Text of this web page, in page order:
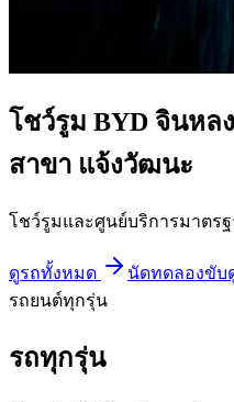
โชว์รูม BYD จินหล
สาขา แจ้งวัฒนะ
โชว์รูมและศูนย์บริการมาตร
ดูรถทั้งหมด นัดทดลองขับ
รถยนต์ทุกรุ่น
รถทุกรุ่น